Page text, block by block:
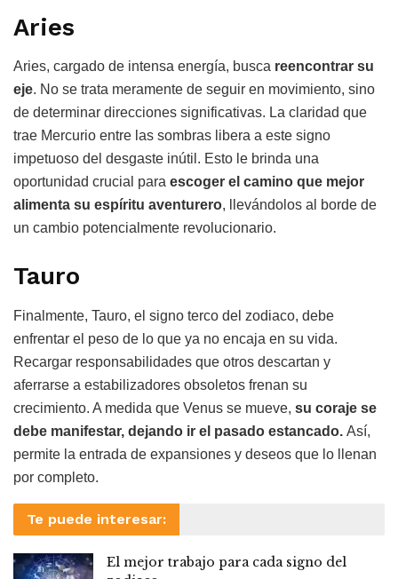
Aries
Aries, cargado de intensa energía, busca reencontrar su
eje. No se trata meramente de seguir en movimiento, sino
de determinar direcciones significativas. La claridad que
trae Mercurio entre las sombras libera a este signo
impetuoso del desgaste inútil. Esto le brinda una
oportunidad crucial para escoger el camino que mejor
alimenta su espíritu aventurero, llevándolos al borde de
un cambio potencialmente revolucionario.
Tauro
Finalmente, Tauro, el signo terco del zodiaco, debe
enfrentar el peso de lo que ya no encaja en su vida.
Recargar responsabilidades que otros descartan y
aferrarse a estabilizadores obsoletos frenan su
crecimiento. A medida que Venus se mueve, su coraje se
debe manifestar, dejando ir el pasado estancado. Así,
permite la entrada de expansiones y deseos que lo llenan
por completo.
Te puede interesar:
El mejor trabajo para cada signo del